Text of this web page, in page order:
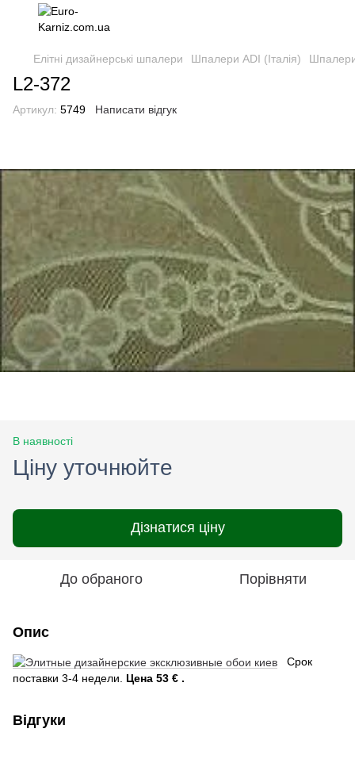
Елітні дизайнерські шпалери Шпалери ADI (Італія)
L2-372
Артикул: 5749 Написати відгук
В наявності
Ціну уточнюйте
Дізнатися ціну
До обраного Порівняти
Опис
Срок
поставки 3-4 недели. Цена 53 € .
Відгуки